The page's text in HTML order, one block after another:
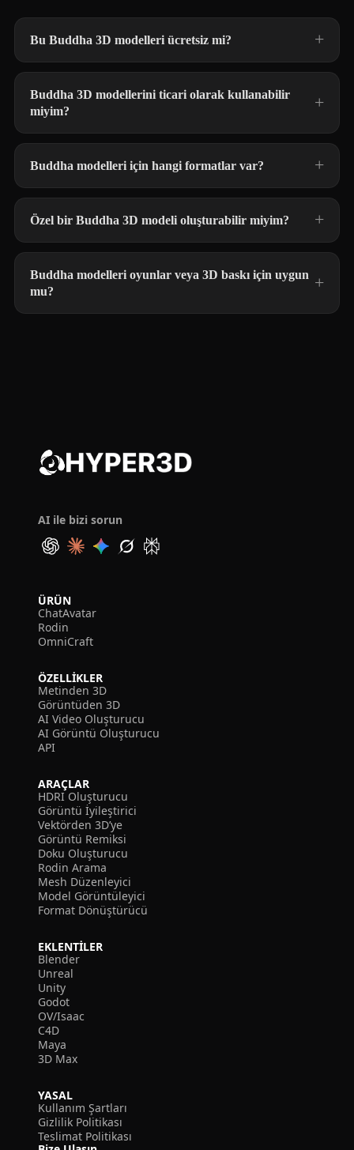
Bu Buddha 3D modelleri ücretsiz mi?
Buddha 3D modellerini ticari olarak kullanabilir
miyim?
Buddha modelleri için hangi formatlar var?
Özel bir Buddha 3D modeli oluşturabilir miyim?
Buddha modelleri oyunlar veya 3D baskı için uygun
mu?
AI ile bizi sorun
ÜRÜN
ChatAvatar
Rodin
OmniCraft
ÖZELLIKLER
Metinden 3D
Görüntüden 3D
AI Video Oluşturucu
AI Görüntü Oluşturucu
API
ARAÇLAR
HDRI Oluşturucu
Görüntü İyileştirici
Vektörden 3D’ye
Görüntü Remiksi
Doku Oluşturucu
Rodin Arama
Mesh Düzenleyici
Model Görüntüleyici
Format Dönüştürücü
EKLENTILER
Blender
Unreal
Unity
Godot
OV/Isaac
C4D
Maya
3D Max
YASAL
Kullanım Şartları
Gizlilik Politikası
Teslimat Politikası